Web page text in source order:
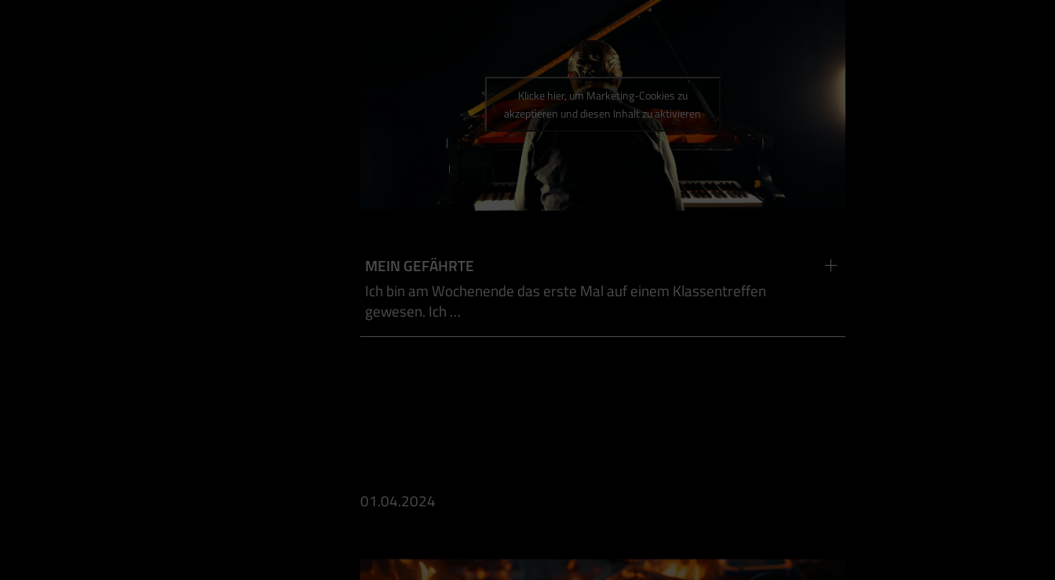
Klicke hier, um Marketing-Cookies zu
akzeptieren und diesen Inhalt zu aktivieren
MEIN GEFÄHRTE
Ich bin am Wochenende das erste Mal auf einem Klassentreffen
gewesen. Ich …
01.04.2024